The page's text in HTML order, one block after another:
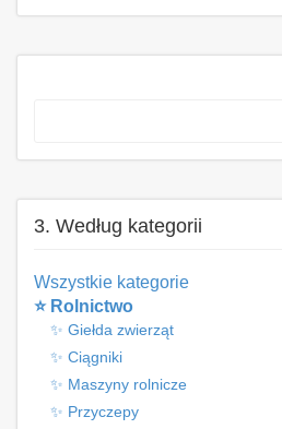
3. Według kategorii
Wszystkie kategorie
⭐ Rolnictwo
✨ Giełda zwierząt
✨ Ciągniki
✨ Maszyny rolnicze
✨ Przyczepy